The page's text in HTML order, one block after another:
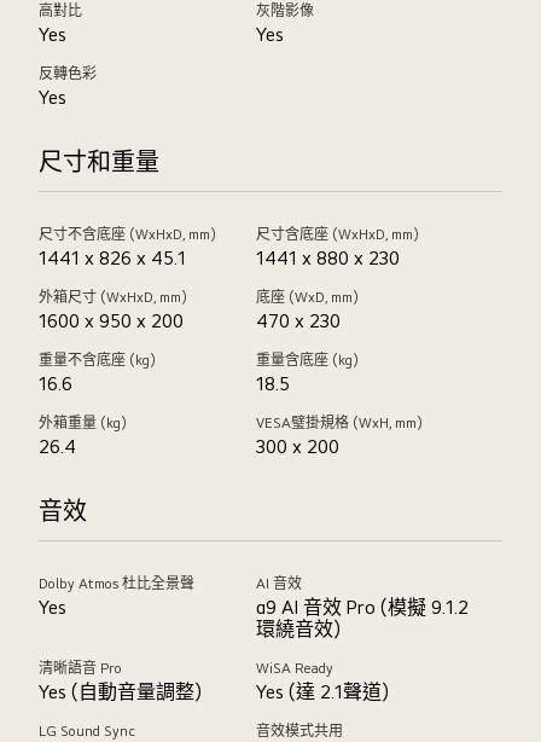
高對比
Yes
灰階影像
Yes
反轉色彩
Yes
尺寸和重量
尺寸不含底座 (WxHxD, mm)
1441 x 826 x 45.1
尺寸含底座 (WxHxD, mm)
1441 x 880 x 230
外箱尺寸 (WxHxD, mm)
1600 x 950 x 200
底座 (WxD, mm)
470 x 230
重量不含底座 (kg)
16.6
重量含底座 (kg)
18.5
外箱重量 (kg)
26.4
VESA璧掛規格 (WxH, mm)
300 x 200
音效
Dolby Atmos 杜比全景聲
Yes
AI 音效
α9 AI 音效 Pro (模擬 9.1.2
環繞音效)
清晰語音 Pro
Yes (自動音量調整)
WiSA Ready
Yes (達 2.1聲道)
LG Sound Sync 音效模式共用